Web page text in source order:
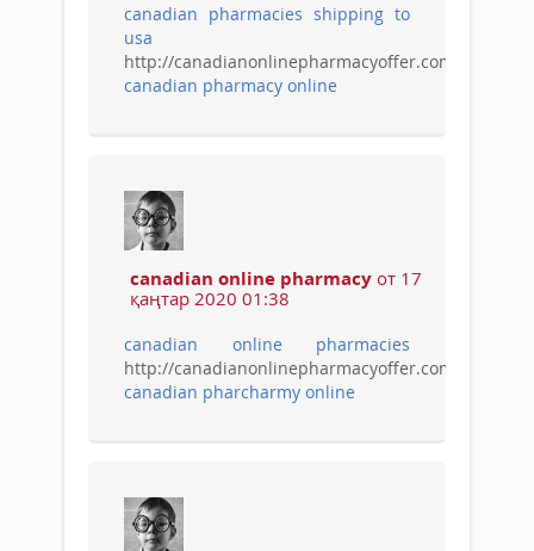
canadian pharmacies shipping to
usa
http://canadianonlinepharmacyoffer.com/
canadian pharmacy online
canadian online pharmacy от 17
қаңтар 2020 01:38
canadian online pharmacies
http://canadianonlinepharmacyoffer.com/
canadian pharcharmy online